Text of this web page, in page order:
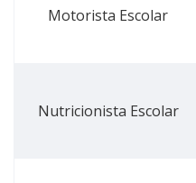
Motorista Escolar
Nutricionista Escolar